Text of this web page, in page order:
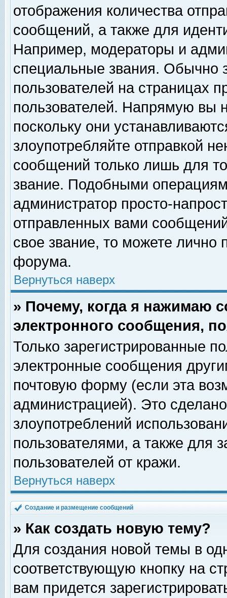
отображения количества
сообщений, а также для
Например, модераторы и
специальные звания. Обычно
пользователей на страницах
пользователей. Напрямую вы
поскольку они
злоупотребляйте отправкой
сообщений только лишь для
звание. Подобными
администратор просто-
отправленных вами
свое звание, то можете лично
форума.
Вернуться наверх
» Почему, когда я нажимаю
электронного сообщения,
Только зарегистрированные
электронные сообщения
почтовую форму (если эта
администрацией). Это
злоупотреблений
пользователями, а также для
пользователей от кражи.
Вернуться наверх
Создание и размещение сообщений
» Как создать новую тему?
Для создания новой темы в
соответствующую кнопку на
вам придется